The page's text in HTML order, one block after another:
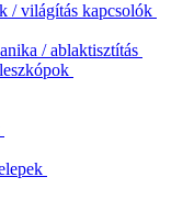
/ világítás kapcsolók
/ ablaktisztítás